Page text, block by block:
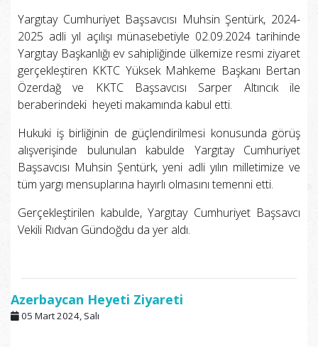
Yargıtay Cumhuriyet Başsavcısı Muhsin Şentürk, 2024-
2025 adli yıl açılışı münasebetiyle 02.09.2024 tarihinde
Yargıtay Başkanlığı ev sahipliğinde ülkemize resmi ziyaret
gerçekleştiren KKTC Yüksek Mahkeme Başkanı Bertan
Özerdağ ve KKTC Başsavcısı Sarper Altıncık ile
beraberindeki heyeti makamında kabul etti.
Hukuki iş birliğinin de güçlendirilmesi konusunda görüş
alışverişinde bulunulan kabulde Yargıtay Cumhuriyet
Başsavcısı Muhsin Şentürk, yeni adli yılın milletimize ve
tüm yargı mensuplarına hayırlı olmasını temenni etti.
Gerçekleştirilen kabulde, Yargıtay Cumhuriyet Başsavcı
Vekili Rıdvan Gündoğdu da yer aldı.
Azerbaycan Heyeti Ziyareti
05 Mart 2024, Salı